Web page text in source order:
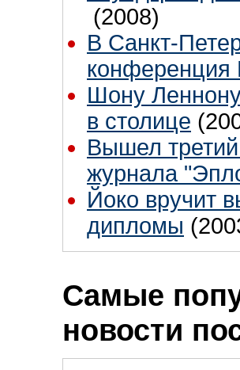
(2008)
В Санкт-
Шону
в столице
Вышел
журнала
Йоко вручит
дипломы
Самые
новости